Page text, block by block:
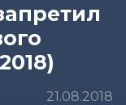
21.08.2018